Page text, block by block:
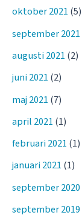
oktober 2021 (5)
september 2021
augusti 2021 (2)
juni 2021 (2)
maj 2021 (7)
april 2021 (1)
februari 2021 (1)
januari 2021 (1)
september 2020
september 2019